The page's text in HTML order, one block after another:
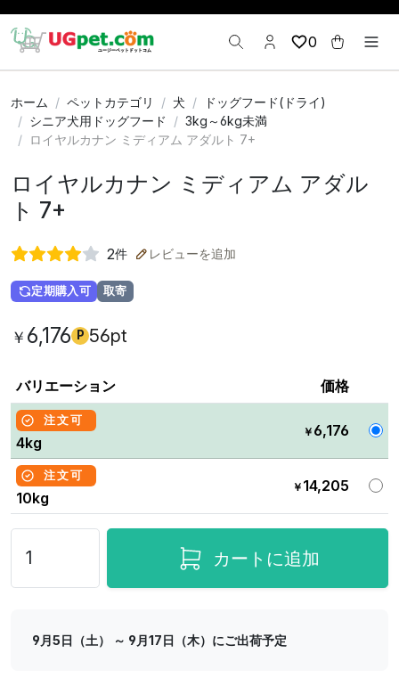
0
ホーム ペットカテゴリ 犬
ドッグフード(ドライ)
シニア犬用ドッグフード
3kg～6kg未満
ロイヤルカナン ミディアム アダルト 7+
ロイヤルカナン ミディアム アダル
ト 7+
2件 レビューを追加
定期購入可 取寄
￥ 6,176 P 56pt
バリエーション 価格
注文可
4kg
￥ 6,176
注文可
10kg
￥ 14,205
カートに追加
9月5日（土） ～ 9月17日（木）にご出荷予定